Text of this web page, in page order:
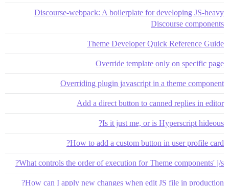
Discourse-webpack: A boilerplate for developing JS-heavy
Discourse components
Theme Developer Quick Reference Guide
Override template only on specific page
Overriding plugin javascript in a theme component
Add a direct button to canned replies in editor
Is it just me, or is Hyperscript hideous?
How to add a custom button in user profile card?
What controls the order of execution for Theme components' j/s?
How can I apply new changes when edit JS file in production?